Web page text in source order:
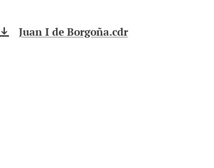
Juan I de Borgoña.cdr